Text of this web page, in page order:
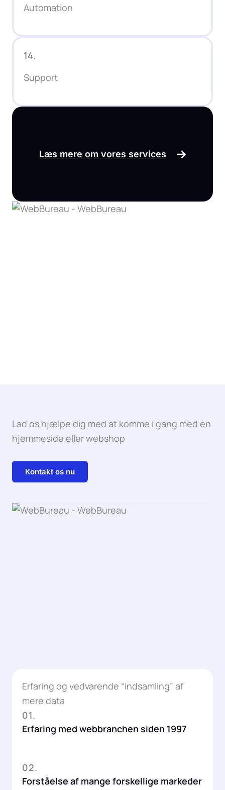
Automation
14.
Support
Læs mere om vores services
Lad os hjælpe dig med at komme i gang med en
hjemmeside eller webshop
Kontakt os nu
Erfaring og vedvarende “indsamling” af
mere data
01.
Erfaring med webbranchen siden 1997
02.
Forståelse af mange forskellige markeder